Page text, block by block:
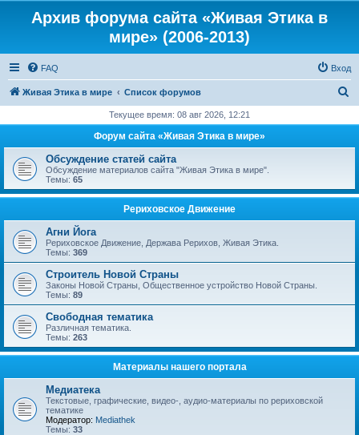
Архив форума сайта «Живая Этика в
мире» (2006-2013)
FAQ Вход
Живая Этика в мире Список форумов
с
Текущее время: 08 авг 2026, 12:21
Форум сайта «Живая Этика в мире»
Обсуждение статей сайта
Обсуждение материалов сайта "Живая Этика в мире".
Темы: 65
Рериховское Движение
Агни Йога
Рериховское Движение, Держава Рерихов, Живая Этика.
Темы: 369
Строитель Новой Страны
Законы Новой Страны, Общественное устройство Новой Страны.
Темы: 89
Свободная тематика
Различная тематика.
Темы: 263
Материалы нашего портала
Медиатека
Текстовые, графические, видео-, аудио-материалы по рериховской
тематике
Модератор: Mediathek
Темы: 33